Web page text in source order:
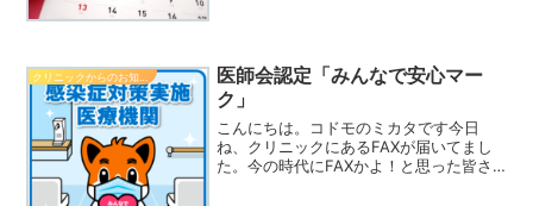
医師会認定「みんなで安心マー
ク」
こんにちは。コドモのミカタです今日
ね、クリニックにあるFAXが届いてまし
た。今の時代にFAXかよ！と思った皆さ